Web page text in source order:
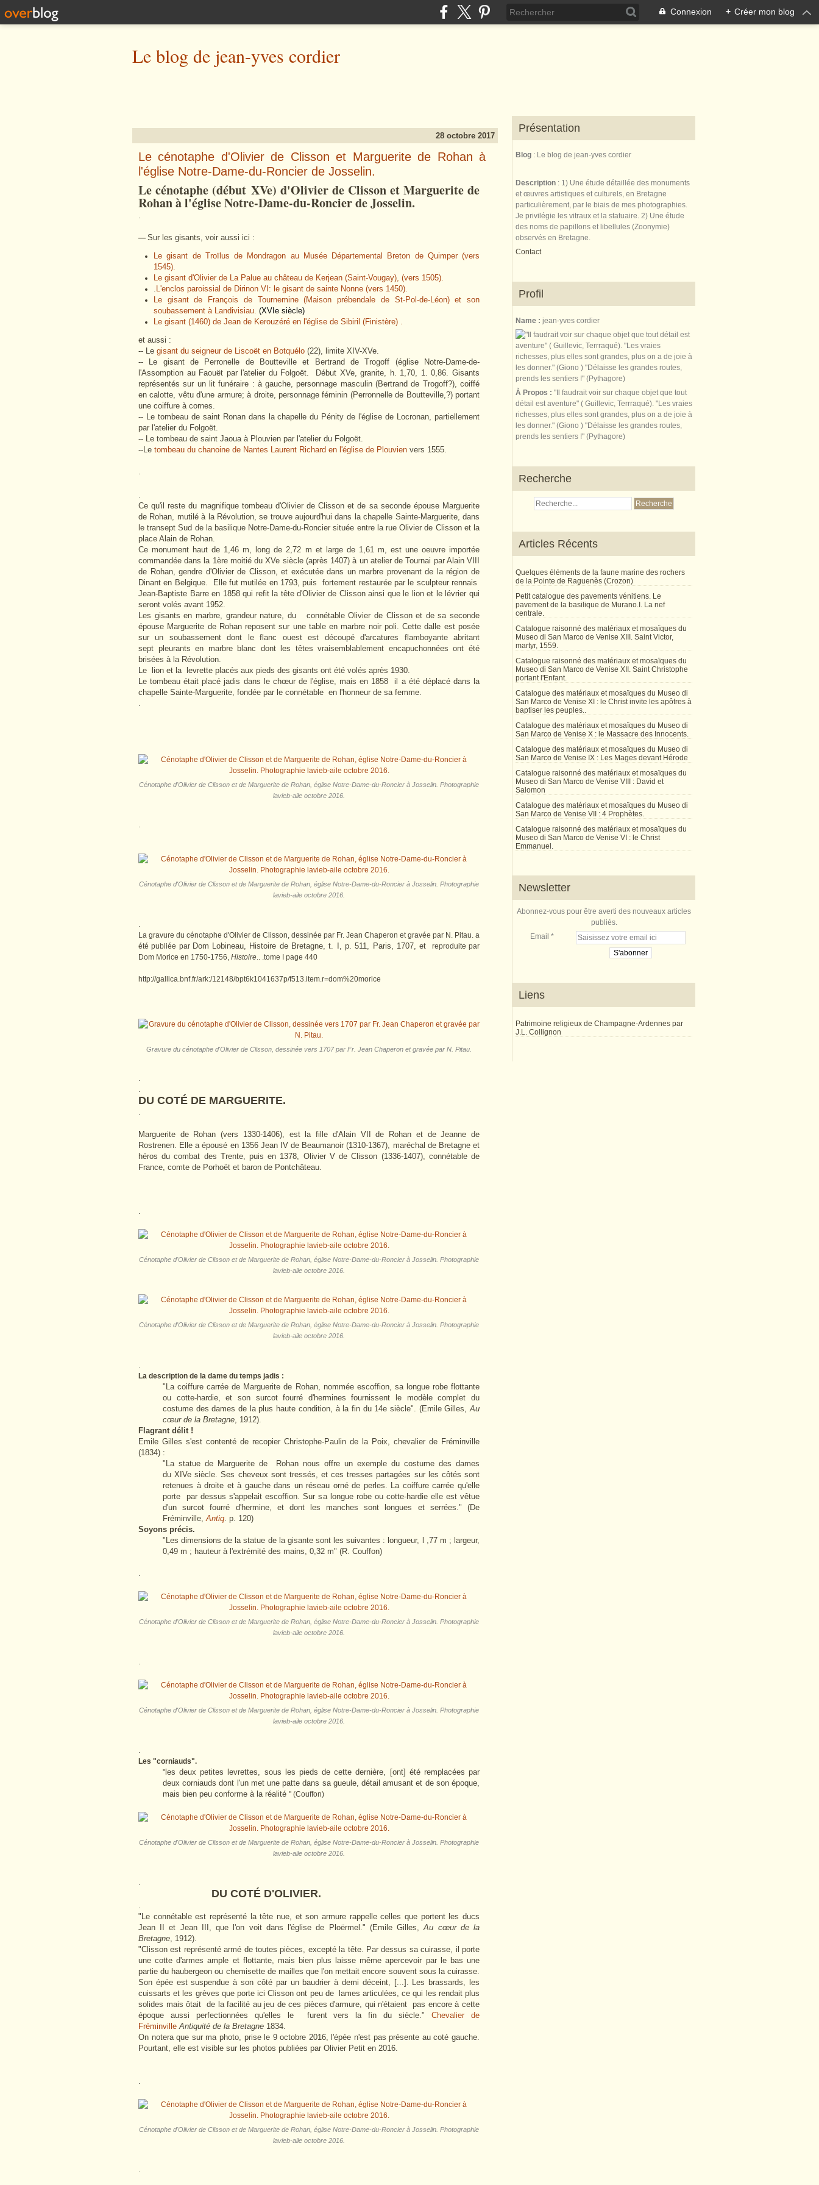
Connexion + Créer mon blog
Le blog de jean-yves cordier
28 octobre 2017
Le cénotaphe d'Olivier de Clisson et Marguerite de Rohan à
l'église Notre-Dame-du-Roncier de Josselin.
Le cénotaphe (début XVe) d'Olivier de Clisson et Marguerite de
Rohan à l'église Notre-Dame-du-Roncier de Josselin.
.
— Sur les gisants, voir aussi ici :
Le gisant de Troïlus de Mondragon au Musée Départemental Breton de Quimper (vers
1545).
Le gisant d'Olivier de La Palue au château de Kerjean (Saint-Vougay), (vers 1505).
. L'enclos paroissial de Dirinon VI: le gisant de sainte Nonne (vers 1450).
Le gisant de François de Tournemine (Maison prébendale de St-Pol-de-Léon) et son
soubassement à Landivisiau. (XVIe siècle)
Le gisant (1460) de Jean de Kerouzéré en l'église de Sibiril (Finistère) .
et aussi :
-- Le gisant du seigneur de Liscoët en Botquélo (22), limite XIV-XVe.
-- Le gisant de Perronelle de Boutteville et Bertrand de Trogoff (église Notre-Dame-de-
l'Assomption au Faouët par l'atelier du Folgoët.
Début XVe, granite, h. 1,70, 1. 0,86. Gisants
représentés sur un lit funéraire : à gauche, personnage masculin (Bertrand de Trogoff?), coiffé
en calotte, vêtu d'une armure; à droite, personnage féminin (Perronnelle de Boutteville,?) portant
une coiffure à cornes.
-- Le tombeau de saint Ronan dans la chapelle du Pénity de l'église de Locronan, partiellement
par l'atelier du Folgoët.
-- Le tombeau de saint Jaoua à Plouvien par l'atelier du Folgoët.
--Le tombeau du chanoine de Nantes Laurent Richard en l'église de Plouvien vers 1555.
.
.
Ce qu'il reste du magnifique tombeau d'Olivier de Clisson et de sa seconde épouse Marguerite
de Rohan, mutilé à la Révolution, se trouve aujourd'hui dans la chapelle Sainte-Marguerite, dans
le transept Sud de la basilique Notre-Dame-du-Roncier située entre la rue Olivier de Clisson et la
place Alain de Rohan.
Ce monument haut de 1,46 m, long de 2,72 m et large de 1,61 m, est une oeuvre importée
commandée dans la 1ère moitié du XVe siècle (après 1407) à un atelier de Tournai par Alain VIII
de Rohan, gendre d'Olivier de Clisson, et exécutée dans un marbre provenant de la région de
Dinant en Belgique. Elle fut mutilée en 1793, puis fortement restaurée par le sculpteur rennais
Jean-Baptiste Barre en 1858 qui refit la tête d'Olivier de Clisson ainsi que le lion et le lévrier qui
seront volés avant 1952.
Les gisants en marbre, grandeur nature, du connétable Olivier de Clisson et de sa seconde
épouse Marguerite de Rohan reposent sur une table en marbre noir poli. Cette dalle est posée
sur un soubassement dont le flanc ouest est découpé d'arcatures flamboyante abritant
sept pleurants en marbre blanc dont les têtes vraisemblablement encapuchonnées ont été
brisées à la Révolution.
Le lion et la levrette placés aux pieds des gisants ont été volés après 1930.
Le tombeau était placé jadis dans le chœur de l'église, mais en 1858 il a été déplacé dans la
chapelle Sainte-Marguerite, fondée par le connétable en l'honneur de sa femme.
.
Cénotaphe d'Olivier de Clisson et de Marguerite de Rohan, église Notre-Dame-du-Roncier à Josselin. Photographie
lavieb-aile octobre 2016.
.
Cénotaphe d'Olivier de Clisson et de Marguerite de Rohan, église Notre-Dame-du-Roncier à Josselin. Photographie
lavieb-aile octobre 2016.
.
La gravure du cénotaphe d'Olivier de Clisson, dessinée par Fr. Jean Chaperon et gravée par N. Pitau. a
été publiée par Dom Lobineau, Histoire de Bretagne, t. I, p. 511, Paris, 1707, et
reproduite par
Dom Morice en 1750-1756, Histoire.. .tome I page 440
http://gallica.bnf.fr/ark:/12148/bpt6k1041637p/f513.item.r=dom%20morice
Gravure du cénotaphe d'Olivier de Clisson, dessinée vers 1707 par Fr. Jean Chaperon et gravée par N. Pitau.
.
.
DU COTÉ DE MARGUERITE.
.
Marguerite de Rohan (vers 1330-1406), est la fille d'Alain VII de Rohan et de Jeanne de
Rostrenen. Elle a épousé en 1356 Jean IV de Beaumanoir (1310-1367), maréchal de Bretagne et
héros du combat des Trente, puis en 1378, Olivier V de Clisson (1336-1407), connétable de
France, comte de Porhoët et baron de Pontchâteau.
.
Cénotaphe d'Olivier de Clisson et de Marguerite de Rohan, église Notre-Dame-du-Roncier à Josselin. Photographie
lavieb-aile octobre 2016.
Cénotaphe d'Olivier de Clisson et de Marguerite de Rohan, église Notre-Dame-du-Roncier à Josselin. Photographie
lavieb-aile octobre 2016.
.
La description de la dame du temps jadis :
"La coiffure carrée de Marguerite de Rohan, nommée escoffion, sa longue robe flottante
ou cotte-hardie, et son surcot fourré d'hermines fournissent le modèle complet du
costume des dames de la plus haute condition, à la fin du 14e siècle". (Emile Gilles,Au
cœur de la Bretagne, 1912).
Flagrant délit !
Emile Gilles s'est contenté de recopier Christophe-Paulin de la Poix, chevalier de Fréminville
(1834) :
"La statue de Marguerite de Rohan nous offre un exemple du costume des dames
du XIVe siècle. Ses cheveux sont tressés, et ces tresses partagées sur les côtés sont
retenues à droite et à gauche dans un réseau orné de perles. La coiffure carrée qu'elle
porte par dessus s'appelait escoffion. Sur sa longue robe ou cotte-hardie elle est vêtue
d'un surcot fourré d'hermine, et dont les manches sont longues et serrées." (De
Fréminville,Antiq. p. 120)
Soyons précis.
"Les dimensions de la statue de la gisante sont les suivantes : longueur, l ,77 m ; largeur,
0,49 m ; hauteur à l'extrémité des mains, 0,32 m" (R. Couffon)
.
Cénotaphe d'Olivier de Clisson et de Marguerite de Rohan, église Notre-Dame-du-Roncier à Josselin. Photographie
lavieb-aile octobre 2016.
.
Cénotaphe d'Olivier de Clisson et de Marguerite de Rohan, église Notre-Dame-du-Roncier à Josselin. Photographie
lavieb-aile octobre 2016.
.
Les "corniauds".
" les deux petites levrettes, sous les pieds de cette dernière, [ont] été remplacées par
deux corniauds dont l'un met une patte dans sa gueule, détail amusant et de son époque,
mais bien peu conforme à la réalité " (Couffon)
Cénotaphe d'Olivier de Clisson et de Marguerite de Rohan, église Notre-Dame-du-Roncier à Josselin. Photographie
lavieb-aile octobre 2016.
.
DU COTÉ D'OLIVIER.
.
"Le connétable est représenté la tête nue, et son armure rappelle celles que portent les ducs
Jean II et Jean III, que l'on voit dans l'église de Ploërmel." (Emile Gilles,Au cœur de la
Bretagne, 1912).
"Clisson est représenté armé de toutes pièces, excepté la tête. Par dessus sa cuirasse, il porte
une cotte d'armes ample et flottante, mais bien plus laisse même apercevoir par le bas une
partie du haubergeon ou chemisette de mailles que l'on mettait encore souvent sous la cuirasse.
Son épée est suspendue à son côté par un baudrier à demi déceint, [...]. Les brassards, les
cuissarts et les grèves que porte ici Clisson ont peu de lames articulées, ce qui les rendait plus
solides mais ôtait de la facilité au jeu de ces pièces d'armure, qui n'étaient pas encore à cette
époque aussi perfectionnées qu'elles le furent vers la fin du siècle."Chevalier de
Fréminville Antiquité de la Bretagne 1834.
On notera que sur ma photo, prise le 9 octobre 2016, l'épée n'est pas présente au coté gauche.
Pourtant, elle est visible sur les photos publiées par Olivier Petit en 2016.
.
Cénotaphe d'Olivier de Clisson et de Marguerite de Rohan, église Notre-Dame-du-Roncier à Josselin. Photographie
lavieb-aile octobre 2016.
.
Présentation
Blog : Le blog de jean-yves cordier
Description : 1) Une étude détaillée des monuments
et œuvres artistiques et culturels, en Bretagne
particulièrement, par le biais de mes photographies.
Je privilégie les vitraux et la statuaire. 2) Une étude
des noms de papillons et libellules (Zoonymie)
observés en Bretagne.
Contact
Profil
Name : jean-yves cordier
À Propos : "Il faudrait voir sur chaque objet que tout
détail est aventure" ( Guillevic, Terrraqué). "Les vraies
richesses, plus elles sont grandes, plus on a de joie à
les donner." (Giono ) "Délaisse les grandes routes,
prends les sentiers !" (Pythagore)
Recherche
Articles Récents
Quelques éléments de la faune marine des rochers
de la Pointe de Raguenès (Crozon)
Petit catalogue des pavements vénitiens. Le
pavement de la basilique de Murano.I. La nef
centrale.
Catalogue raisonné des matériaux et mosaïques du
Museo di San Marco de Venise XIII. Saint Victor,
martyr, 1559.
Catalogue raisonné des matériaux et mosaïques du
Museo di San Marco de Venise XII. Saint Christophe
portant l'Enfant.
Catalogue des matériaux et mosaïques du Museo di
San Marco de Venise XI : le Christ invite les apôtres à
baptiser les peuples..
Catalogue des matériaux et mosaïques du Museo di
San Marco de Venise X : le Massacre des Innocents.
Catalogue des matériaux et mosaïques du Museo di
San Marco de Venise IX : Les Mages devant Hérode
Catalogue raisonné des matériaux et mosaïques du
Museo di San Marco de Venise VIII : David et
Salomon
Catalogue des matériaux et mosaïques du Museo di
San Marco de Venise VII : 4 Prophètes.
Catalogue raisonné des matériaux et mosaïques du
Museo di San Marco de Venise VI : le Christ
Emmanuel.
Newsletter
Abonnez-vous pour être averti des nouveaux articles
publiés.
Email
Liens
Patrimoine religieux de Champagne-Ardennes par
J.L. Collignon